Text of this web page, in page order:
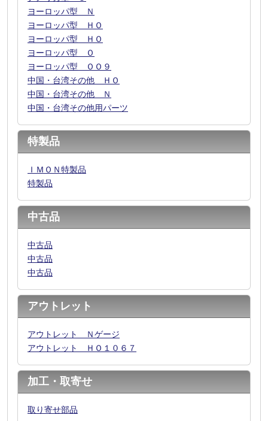
ヨーロッパ型 Ｎ
ヨーロッパ型 ＨＯ
ヨーロッパ型 ＨＯ
ヨーロッパ型 Ｏ
ヨーロッパ型 ＯＯ９
中国・台湾その他 ＨＯ
中国・台湾その他 Ｎ
中国・台湾その他用パーツ
特製品
ＩＭＯＮ特製品
特製品
中古品
中古品
中古品
中古品
アウトレット
アウトレット Ｎゲージ
アウトレット ＨＯ１０６７
加工・取寄せ
取り寄せ部品